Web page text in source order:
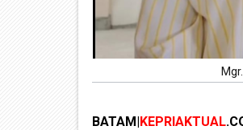
BATAM|KEPRIAKTUAL